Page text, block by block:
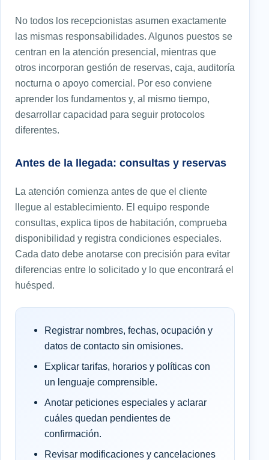
No todos los recepcionistas asumen exactamente
las mismas responsabilidades. Algunos puestos se
centran en la atención presencial, mientras que
otros incorporan gestión de reservas, caja, auditoría
nocturna o apoyo comercial. Por eso conviene
aprender los fundamentos y, al mismo tiempo,
desarrollar capacidad para seguir protocolos
diferentes.
Antes de la llegada: consultas y reservas
La atención comienza antes de que el cliente
llegue al establecimiento. El equipo responde
consultas, explica tipos de habitación, comprueba
disponibilidad y registra condiciones especiales.
Cada dato debe anotarse con precisión para evitar
diferencias entre lo solicitado y lo que encontrará el
huésped.
Registrar nombres, fechas, ocupación y
datos de contacto sin omisiones.
Explicar tarifas, horarios y políticas con
un lenguaje comprensible.
Anotar peticiones especiales y aclarar
cuáles quedan pendientes de
confirmación.
Revisar modificaciones y cancelaciones